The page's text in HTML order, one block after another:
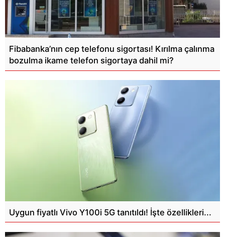
Fibabanka’nın cep telefonu sigortası! Kırılma çalınma
bozulma ikame telefon sigortaya dahil mi?
Uygun fiyatlı Vivo Y100i 5G tanıtıldı! İşte özellikleri...